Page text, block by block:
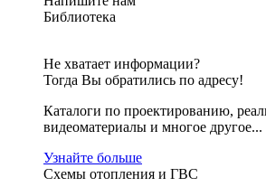
Библиотека
Не хватает информации?
Тогда Вы обратились по адресу!
Каталоги по проектированию,
видеоматериалы и многое другое...
Узнайте больше
Схемы отопления и ГВС